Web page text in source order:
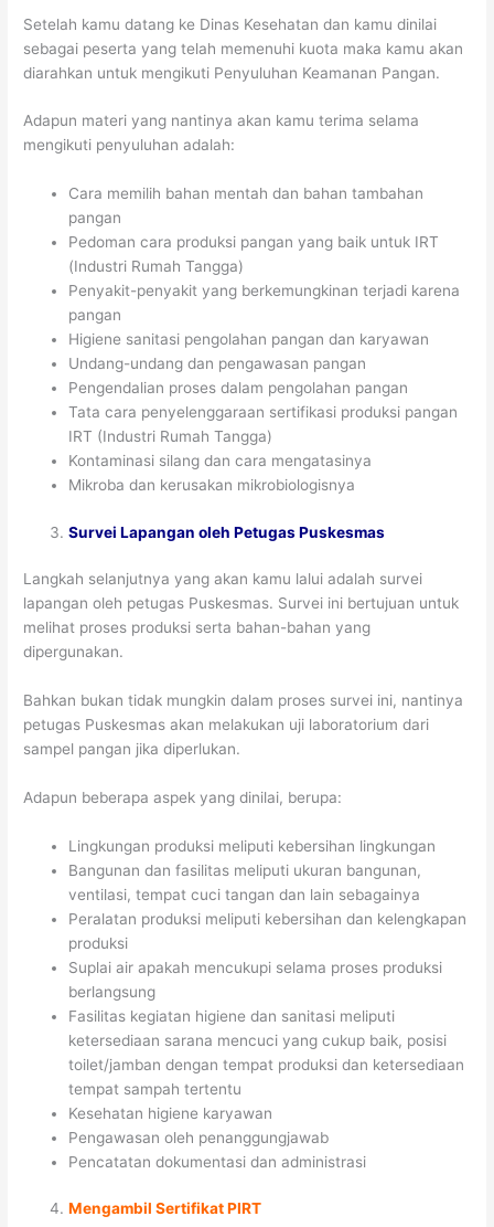
Setelah kamu datang ke Dinas Kesehatan dan kamu dinilai
sebagai peserta yang telah memenuhi kuota maka kamu akan
diarahkan untuk mengikuti Penyuluhan Keamanan Pangan.
Adapun materi yang nantinya akan kamu terima selama
mengikuti penyuluhan adalah:
Cara memilih bahan mentah dan bahan tambahan
pangan
Pedoman cara produksi pangan yang baik untuk IRT
(Industri Rumah Tangga)
Penyakit-penyakit yang berkemungkinan terjadi karena
pangan
Higiene sanitasi pengolahan pangan dan karyawan
Undang-undang dan pengawasan pangan
Pengendalian proses dalam pengolahan pangan
Tata cara penyelenggaraan sertifikasi produksi pangan
IRT (Industri Rumah Tangga)
Kontaminasi silang dan cara mengatasinya
Mikroba dan kerusakan mikrobiologisnya
Survei Lapangan oleh Petugas Puskesmas
Langkah selanjutnya yang akan kamu lalui adalah survei
lapangan oleh petugas Puskesmas. Survei ini bertujuan untuk
melihat proses produksi serta bahan-bahan yang
dipergunakan.
Bahkan bukan tidak mungkin dalam proses survei ini, nantinya
petugas Puskesmas akan melakukan uji laboratorium dari
sampel pangan jika diperlukan.
Adapun beberapa aspek yang dinilai, berupa:
Lingkungan produksi meliputi kebersihan lingkungan
Bangunan dan fasilitas meliputi ukuran bangunan,
ventilasi, tempat cuci tangan dan lain sebagainya
Peralatan produksi meliputi kebersihan dan kelengkapan
produksi
Suplai air apakah mencukupi selama proses produksi
berlangsung
Fasilitas kegiatan higiene dan sanitasi meliputi
ketersediaan sarana mencuci yang cukup baik, posisi
toilet/jamban dengan tempat produksi dan ketersediaan
tempat sampah tertentu
Kesehatan higiene karyawan
Pengawasan oleh penanggungjawab
Pencatatan dokumentasi dan administrasi
Mengambil Sertifikat PIRT